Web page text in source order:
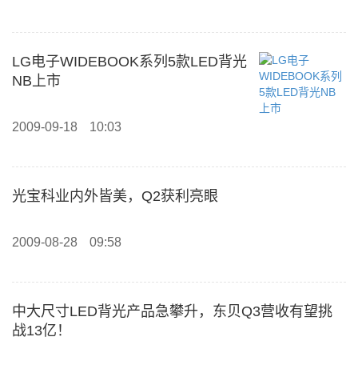
LG电子WIDEBOOK系列5款LED背光
NB上市
2009-09-18 10:03
光宝科业内外皆美，Q2获利亮眼
2009-08-28 09:58
中大尺寸LED背光产品急攀升，东贝Q3营收有望挑
战13亿！